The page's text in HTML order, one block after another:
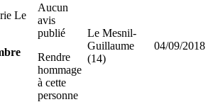
Le
Aucun
avis
publié
Rendre
hommage
à cette
personne
Le Mesnil-
Guillaume
(14)
04/09/2018